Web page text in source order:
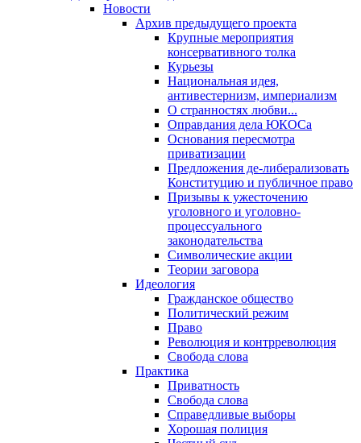
Новости
Архив предыдущего проекта
Крупные мероприятия
консервативного толка
Курьезы
Национальная идея,
антивестернизм, империализм
О странностях любви...
Оправдания дела ЮКОСа
Основания пересмотра
приватизации
Предложения де-либерализовать
Конституцию и публичное право
Призывы к ужесточению
уголовного и уголовно-
процессуального
законодательства
Символические акции
Теории заговора
Идеология
Гражданское общество
Политический режим
Право
Революция и контрреволюция
Свобода слова
Практика
Приватность
Свобода слова
Справедливые выборы
Хорошая полиция